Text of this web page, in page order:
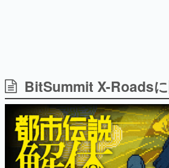
「経験値」「裏技」「ラスボ
の起源や用法の変遷を、コン
イニーP氏が徹底調査。
カテゴリ
特集記事